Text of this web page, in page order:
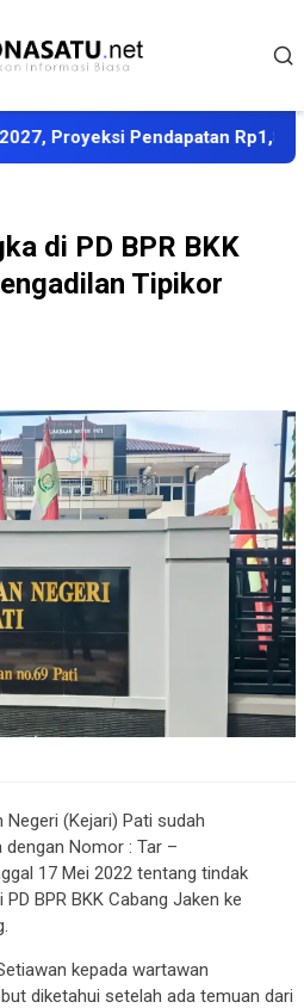
Pendapatan Rp1,8 Triliun
di PD BPR BKK
Tipikor
Negeri (Kejari) Pati sudah
Nomor : Tar –
17 Mei 2022 tentang tindak
BPR BKK Cabang Jaken ke
kepada wartawan
diketahui setelah ada temuan dari